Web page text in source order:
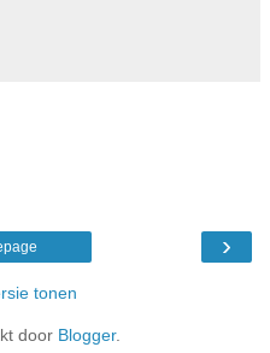
›
tonen
door Blogger.